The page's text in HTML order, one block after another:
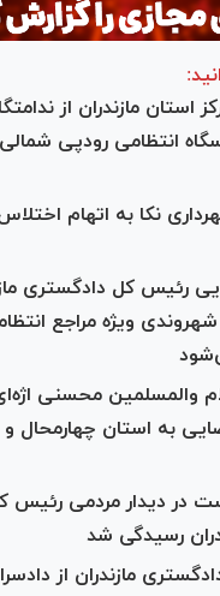
استان مازندران از
انتظامی رودپی
نکا به اتهام
رئیس کل دادگستری
ویژه مراجع
والمسلمین محسنی
به استان چهارمحال و
در دیدار مردمی رئیس
رسیدگی شد
مازندران از